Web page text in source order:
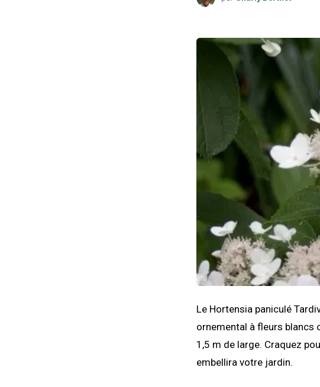
Le Hortensia paniculé
ornemental à fleurs blancs
1,5 m de large. Craquez
embellira votre jardin.